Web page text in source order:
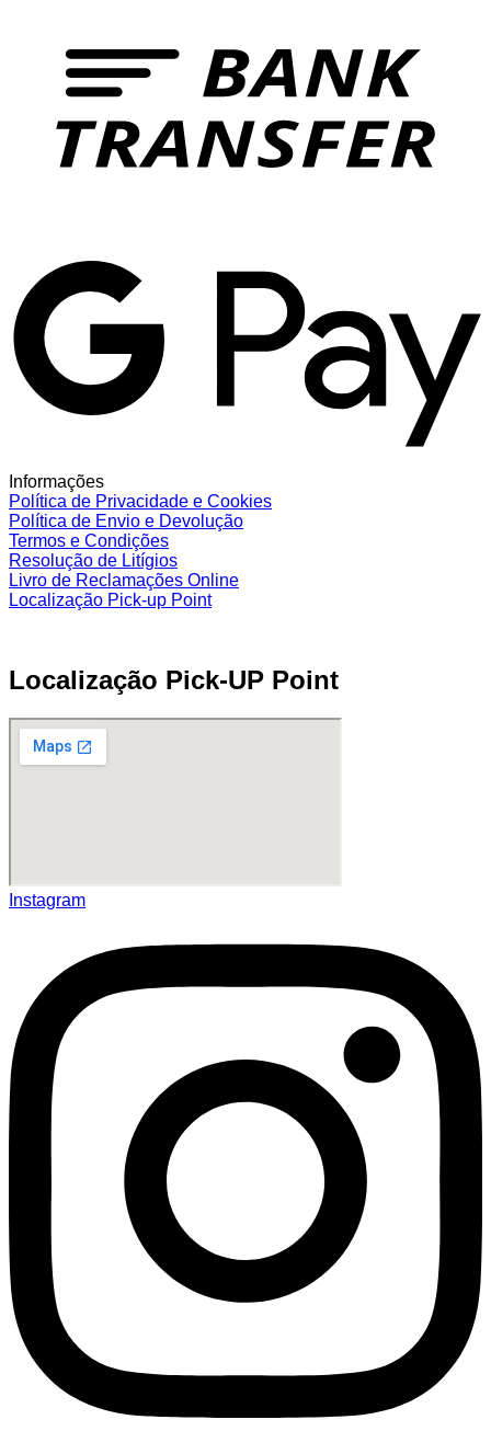
Informações
Política de Privacidade e Cookies
Política de Envio e Devolução
Termos e Condições
Resolução de Litígios
Livro de Reclamações Online
Localização Pick-up Point
Localização Pick-UP Point
Instagram